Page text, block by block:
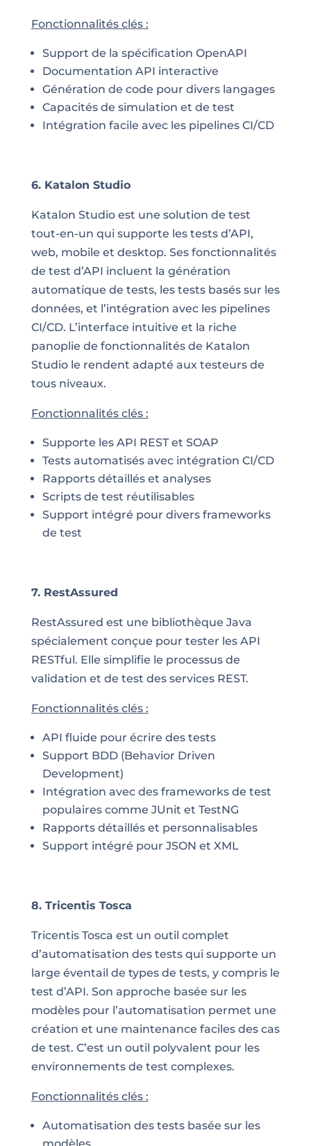
Fonctionnalités clés :
Support de la spécification OpenAPI
Documentation API interactive
Génération de code pour divers langages
Capacités de simulation et de test
Intégration facile avec les pipelines CI/CD
6. Katalon Studio
Katalon Studio est une solution de test
tout-en-un qui supporte les tests d’API,
web, mobile et desktop. Ses fonctionnalités
de test d’API incluent la génération
automatique de tests, les tests basés sur les
données, et l’intégration avec les pipelines
CI/CD. L’interface intuitive et la riche
panoplie de fonctionnalités de Katalon
Studio le rendent adapté aux testeurs de
tous niveaux.
Fonctionnalités clés :
Supporte les API REST et SOAP
Tests automatisés avec intégration CI/CD
Rapports détaillés et analyses
Scripts de test réutilisables
Support intégré pour divers frameworks
de test
7. RestAssured
RestAssured est une bibliothèque Java
spécialement conçue pour tester les API
RESTful. Elle simplifie le processus de
validation et de test des services REST.
Fonctionnalités clés :
API fluide pour écrire des tests
Support BDD (Behavior Driven
Development)
Intégration avec des frameworks de test
populaires comme JUnit et TestNG
Rapports détaillés et personnalisables
Support intégré pour JSON et XML
8. Tricentis Tosca
Tricentis Tosca est un outil complet
d’automatisation des tests qui supporte un
large éventail de types de tests, y compris le
test d’API. Son approche basée sur les
modèles pour l’automatisation permet une
création et une maintenance faciles des cas
de test. C’est un outil polyvalent pour les
environnements de test complexes.
Fonctionnalités clés :
Automatisation des tests basée sur les